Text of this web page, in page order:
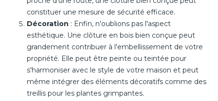
constituer une mesure de sécurité efficace.
Décoration : Enfin, n'oublions pas l'aspect
esthétique. Une clôture en bois bien conçue peut
grandement contribuer à l'embellissement de votre
propriété. Elle peut être peinte ou teintée pour
s'harmoniser avec le style de votre maison et peut
même intégrer des éléments décoratifs comme des
treillis pour les plantes grimpantes.